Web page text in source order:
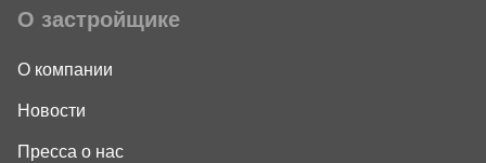
О застройщике
О компании
Новости
Пресса о нас